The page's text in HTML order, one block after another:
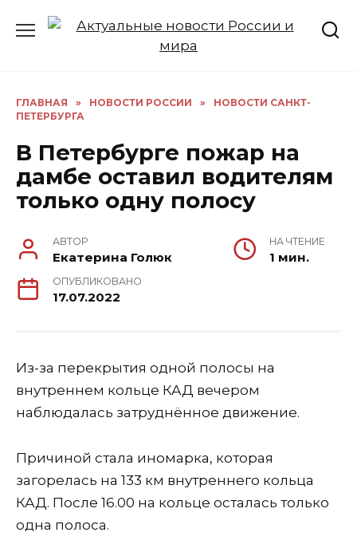
ГЛАВНАЯ » НОВОСТИ РОССИИ »
НОВОСТИ САНКТ-
ПЕТЕРБУРГА
В Петербурге пожар на
дамбе оставил водителям
только одну полосу
АВТОР
Екатерина Голюк
НА ЧТЕНИЕ
1 мин.
ОПУБЛИКОВАНО
17.07.2022
Из-за перекрытия одной полосы на
внутреннем кольце КАД вечером
наблюдалась затруднённое движение.
Причиной стала иномарка, которая
загорелась на 133 км внутреннего кольца
КАД. После 16.00 на кольце осталась только
одна полоса.